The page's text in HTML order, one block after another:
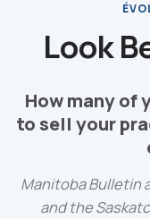
Look
How many of
to sell your
Manitoba Bulletin
and the